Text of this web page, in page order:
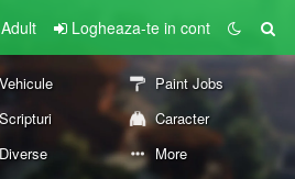
Logheaza-te in cont
Paint Jobs
Scripturi
Caracter
Diverse More